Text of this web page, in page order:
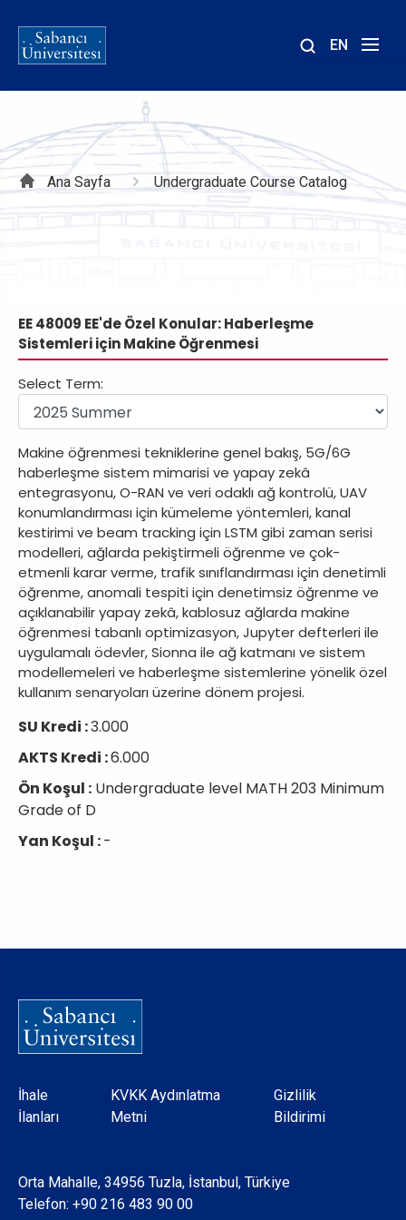
EN
Sayfa
Ana Sayfa Undergraduate Course Catalog
EE 48009 EE'de Özel Konular: Haberleşme
Sistemleri için Makine Öğrenmesi
Select Term:
Makine öğrenmesi tekniklerine genel bakış, 5G/6G
haberleşme sistem mimarisi ve yapay zekâ
entegrasyonu, O-RAN ve veri odaklı ağ kontrolü, UAV
konumlandırması için kümeleme yöntemleri, kanal
kestirimi ve beam tracking için LSTM gibi zaman serisi
modelleri, ağlarda pekiştirmeli öğrenme ve çok-
etmenli karar verme, trafik sınıflandırması için denetimli
öğrenme, anomali tespiti için denetimsiz öğrenme ve
açıklanabilir yapay zekâ, kablosuz ağlarda makine
öğrenmesi tabanlı optimizasyon, Jupyter defterleri ile
uygulamalı ödevler, Sionna ile ağ katmanı ve sistem
modellemeleri ve haberleşme sistemlerine yönelik özel
kullanım senaryoları üzerine dönem projesi.
SU Kredi :3.000
AKTS Kredi :6.000
Ön Koşul : Undergraduate level MATH 203 Minimum
Grade of D
Yan Koşul :-
Dipnot
İhale
İlanları
KVKK Aydınlatma
Metni
Gizlilik
Bildirimi
Orta Mahalle, 34956 Tuzla, İstanbul, Türkiye
Telefon: +90 216 483 90 00